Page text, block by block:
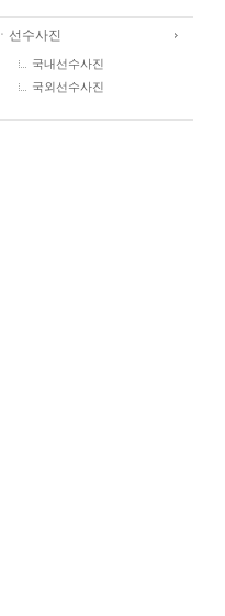
ㆍ선수사진
국내선수사진
국외선수사진